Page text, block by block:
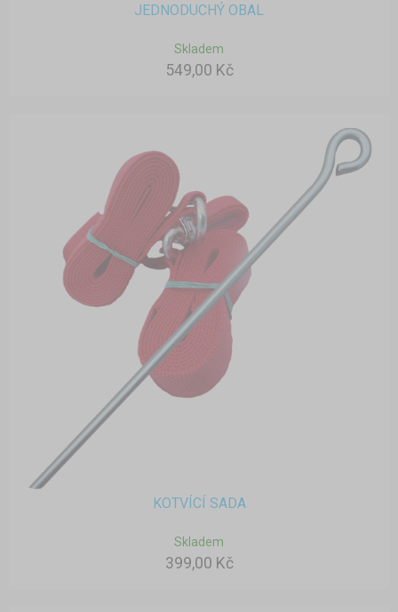
JEDNODUCHÝ OBAL
Skladem
549,00 Kč
KOTVÍCÍ SADA
Skladem
399,00 Kč